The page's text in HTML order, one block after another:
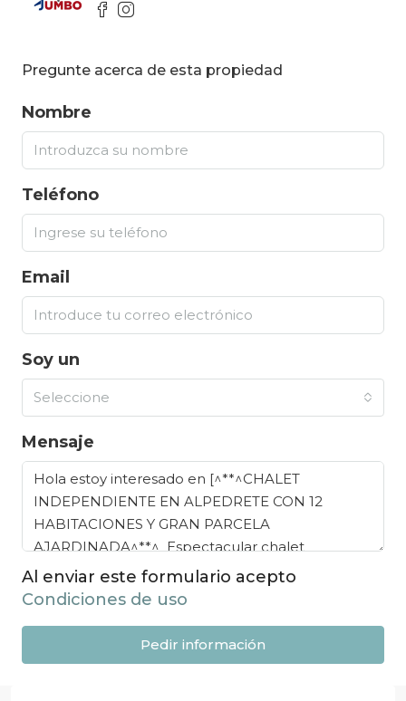
Pregunte acerca de esta propiedad
Nombre
Teléfono
Email
Soy un
Seleccione
Mensaje
Al enviar este formulario acepto
Condiciones de uso
Pedir información